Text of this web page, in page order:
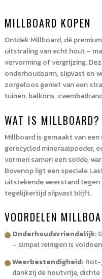
(10
aantal
MILLBOARD KOPEN
Ontdek Millboard, dé
uitstraling van echt hout –
vervorming of vergrijzing.
onderhoudsarm, slipvast en
zorgeloos geniet van een
tuinen, balkons,
WAT IS MILLBOARD?
Millboard is gemaakt van
gerecycled mineraalpoeder,
vormen samen een solide,
Bovenop ligt een speciale
uitstekende weerstand
tegelijkertijd slipvast blijft.
VOORDELEN
Onderhoudsvriendelijk:
– simpel reinigen is
Weerbestendigheid:Rot-
dankzij de houtvrije,